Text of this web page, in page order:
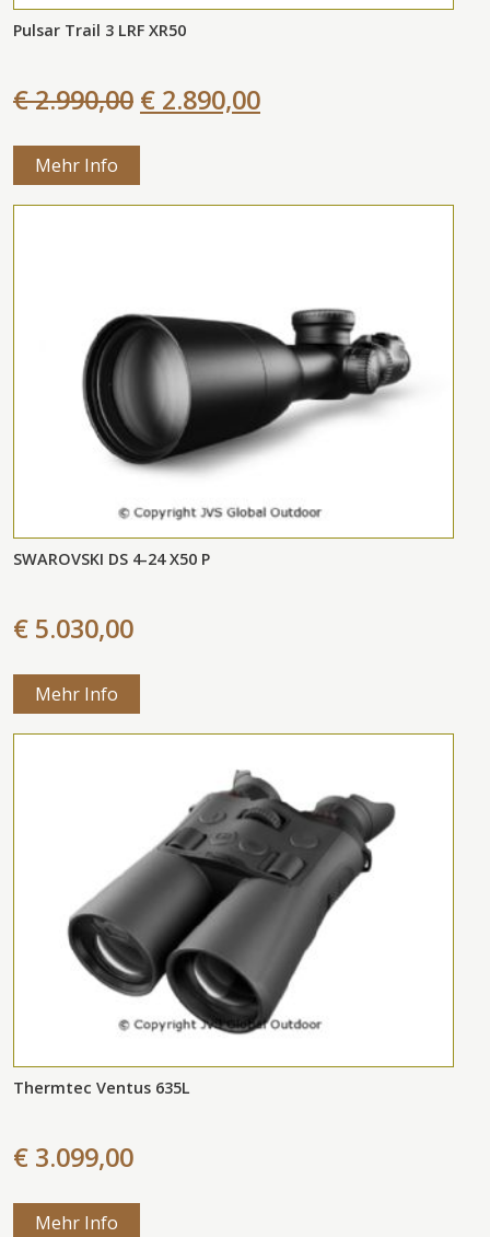
Pulsar Trail 3 LRF XR50
€ 2.990,00 € 2.890,00
Mehr Info
SWAROVSKI DS 4-24 X50 P
€ 5.030,00
Mehr Info
Thermtec Ventus 635L
€ 3.099,00
Mehr Info